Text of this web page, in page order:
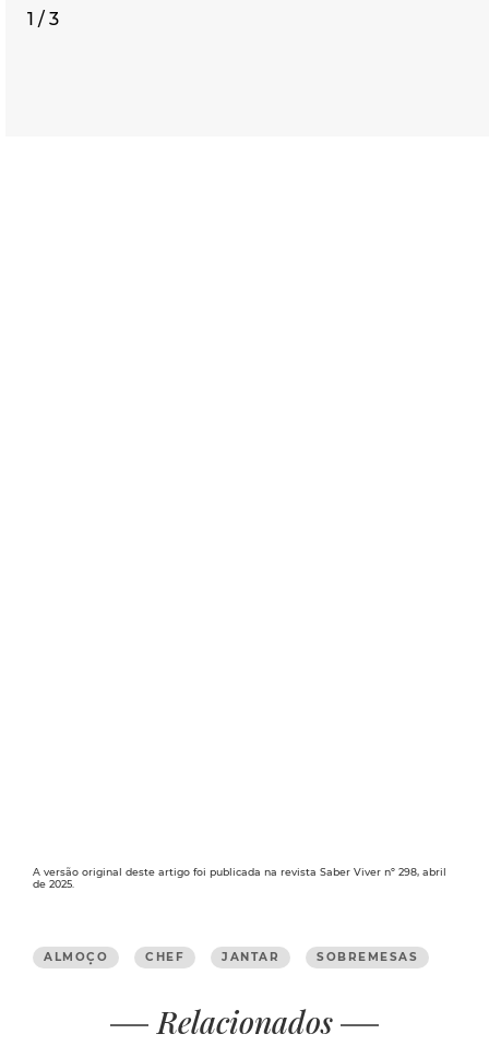
1 / 3
A versão original deste artigo foi publicada na revista Saber Viver nº 298, abril
de 2025.
ALMOÇO CHEF JANTAR SOBREMESAS
Relacionados